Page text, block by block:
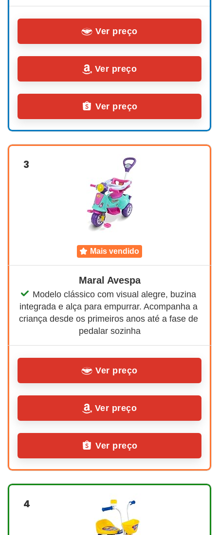
Ver preço
Ver preço
Ver preço
3
mais vendido
Maral Avespa
Modelo clássico com visual alegre, buzina
integrada e alça para empurrar. Acompanha a
criança desde os primeiros anos até a fase de
pedalar sozinha
Ver preço
Ver preço
Ver preço
4